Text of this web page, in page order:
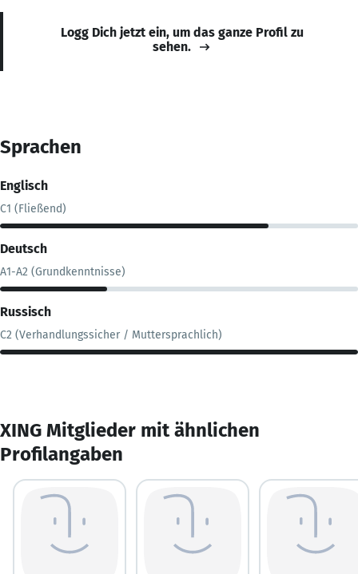
Logg Dich jetzt ein, um das ganze Profil zu
sehen.
Sprachen
Englisch
C1 (Fließend)
Deutsch
A1-A2 (Grundkenntnisse)
Russisch
C2 (Verhandlungssicher / Muttersprachlich)
XING Mitglieder mit ähnlichen
Profilangaben